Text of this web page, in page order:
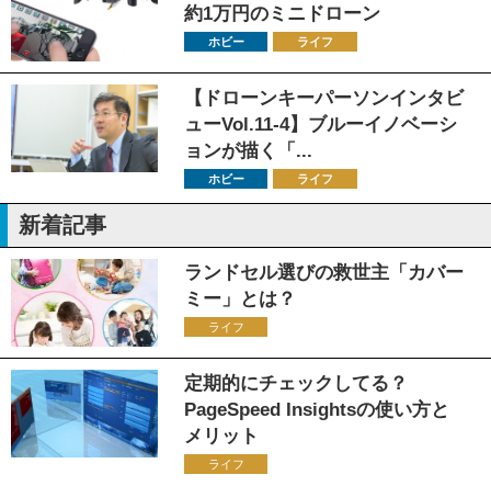
約1万円のミニドローン
ホビー ライフ
【ドローンキーパーソンインタビ
ューVol.11-4】ブルーイノベーシ
ョンが描く「...
ホビー ライフ
新着記事
ランドセル選びの救世主「カバー
ミー」とは？
ライフ
定期的にチェックしてる？
PageSpeed Insightsの使い方と
メリット
ライフ